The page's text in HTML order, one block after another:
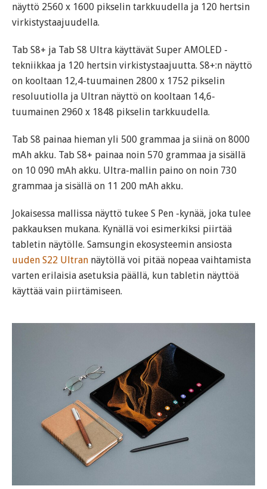
näyttö 2560 x 1600 pikselin tarkkuudella ja 120 hertsin
virkistystaajuudella.
Tab S8+ ja Tab S8 Ultra käyttävät Super AMOLED -
tekniikkaa ja 120 hertsin virkistystaajuutta. S8+:n näyttö
on kooltaan 12,4-tuumainen 2800 x 1752 pikselin
resoluutiolla ja Ultran näyttö on kooltaan 14,6-
tuumainen 2960 x 1848 pikselin tarkkuudella.
Tab S8 painaa hieman yli 500 grammaa ja siinä on 8000
mAh akku. Tab S8+ painaa noin 570 grammaa ja sisällä
on 10 090 mAh akku. Ultra-mallin paino on noin 730
grammaa ja sisällä on 11 200 mAh akku.
Jokaisessa mallissa näyttö tukee S Pen -kynää, joka tulee
pakkauksen mukana. Kynällä voi esimerkiksi piirtää
tabletin näytölle. Samsungin ekosysteemin ansiosta
uuden S22 Ultran näytöllä voi pitää nopeaa vaihtamista
varten erilaisia asetuksia päällä, kun tabletin näyttöä
käyttää vain piirtämiseen.